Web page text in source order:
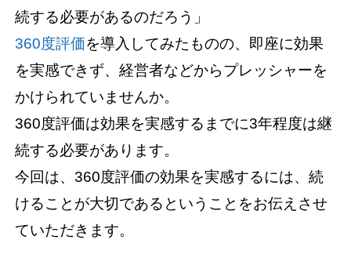
続する必要があるのだろう」
360度評価を導入してみたものの、即座に効果
を実感できず、経営者などからプレッシャーを
かけられていませんか。
360度評価は効果を実感するまでに3年程度は継
続する必要があります。
今回は、360度評価の効果を実感するには、続
けることが大切であるということをお伝えさせ
ていただきます。